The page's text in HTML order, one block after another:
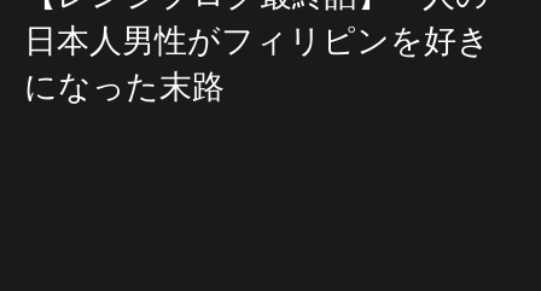
日本人男性がフィリピンを好き
になった末路